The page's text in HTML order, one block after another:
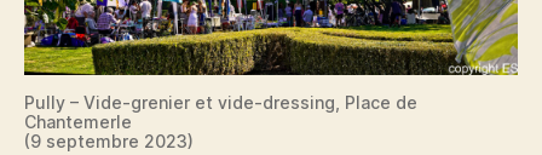
Pully – Vide-grenier et vide-dressing, Place de
Chantemerle
(9 septembre 2023)